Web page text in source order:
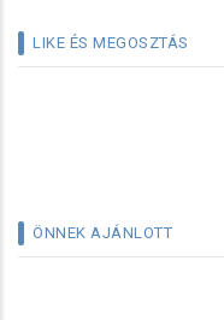
LIKE ÉS MEGOSZTÁS
ÖNNEK AJÁNLOTT